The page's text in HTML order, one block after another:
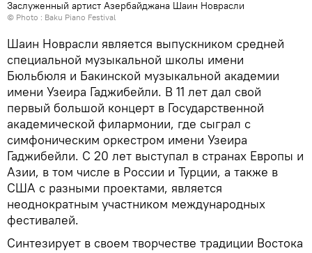
Заслуженный артист Азербайджана Шаин Новрасли
© Photo : Baku Piano Festival
Шаин Новрасли является выпускником средней
специальной музыкальной школы имени
Бюльбюля и Бакинской музыкальной академии
имени Узеира Гаджибейли. В 11 лет дал свой
первый большой концерт в Государственной
академической филармонии, где сыграл с
симфоническим оркестром имени Узеира
Гаджибейли. С 20 лет выступал в странах Европы и
Азии, в том числе в России и Турции, а также в
США с разными проектами, является
неоднократным участником международных
фестивалей.
Синтезирует в своем творчестве традиции Востока